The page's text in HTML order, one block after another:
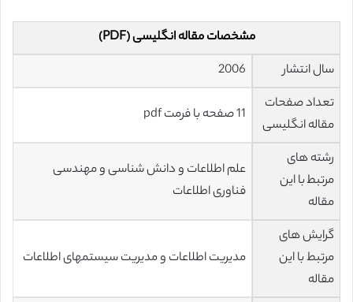
مشخصات مقاله انگلیسی (PDF)
سال انتشار
2006
تعداد صفحات
مقاله انگلیسی
11 صفحه با فرمت pdf
رشته های
مرتبط با این
مقاله
علم اطلاعات و دانش شناسی و مهندسی
فناوری اطلاعات
گرایش های
مرتبط با این
مقاله
مدیریت اطلاعات و مدیریت سیستمهای اطلاعات